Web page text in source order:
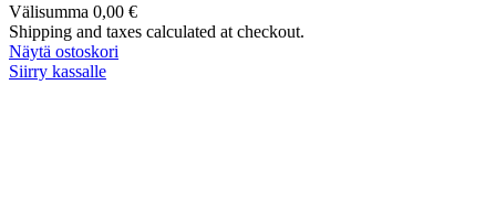
Tuotteet
ostoskorissa
Välisumma 0,00 €
Shipping and taxes calculated at checkout.
Näytä ostoskori
Siirry kassalle